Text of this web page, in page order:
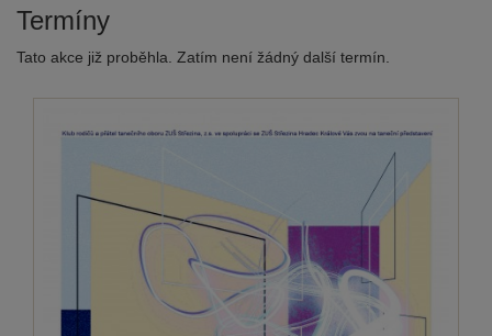
Termíny
Tato akce již proběhla. Zatím není žádný další termín.